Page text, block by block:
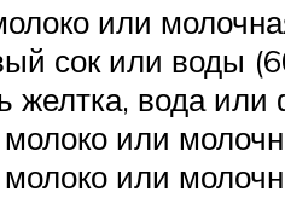
или
сок или воды
желтка, вода
молоко или
молоко или